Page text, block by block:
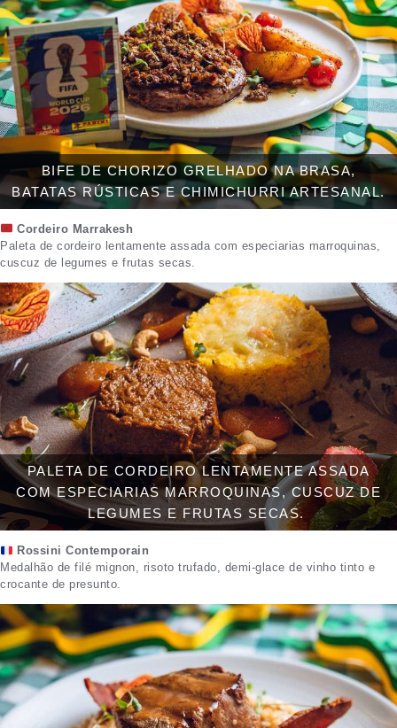
BIFE DE CHORIZO GRELHADO NA BRASA,
BATATAS RÚSTICAS E CHIMICHURRI ARTESANAL.
Cordeiro Marrakesh
Paleta de cordeiro lentamente assada com especiarias marroquinas,
cuscuz de legumes e frutas secas.
PALETA DE CORDEIRO LENTAMENTE ASSADA
COM ESPECIARIAS MARROQUINAS, CUSCUZ DE
LEGUMES E FRUTAS SECAS.
Rossini Contemporain
Medalhão de filé mignon, risoto trufado, demi-glace de vinho tinto e
crocante de presunto.